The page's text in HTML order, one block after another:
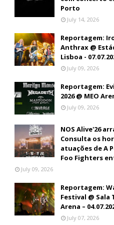
Porto
July 14, 2026
Reportagem:
Anthrax @
Lisboa -
July 09, 2026
Reportagem:
2026 @ MEO
July 09, 2026
NOS Alive'26
Consulta os
atuações de A
Foo Fighters
July 09, 2026
Reportagem:
Festival @ Sala
Arena –
July 07, 2026